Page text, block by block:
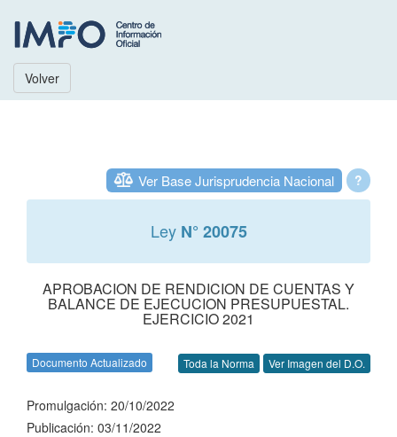
Volver
?
Ver Base Jurisprudencia Nacional
Ley N° 20075
APROBACION DE RENDICION DE CUENTAS Y
BALANCE DE EJECUCION PRESUPUESTAL.
EJERCICIO 2021
Documento Actualizado Toda la Norma Ver Imagen del D.O.
Promulgación: 20/10/2022
Publicación: 03/11/2022